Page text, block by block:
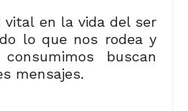
vital en la vida del ser
lo que nos rodea y
buscan
mensajes.